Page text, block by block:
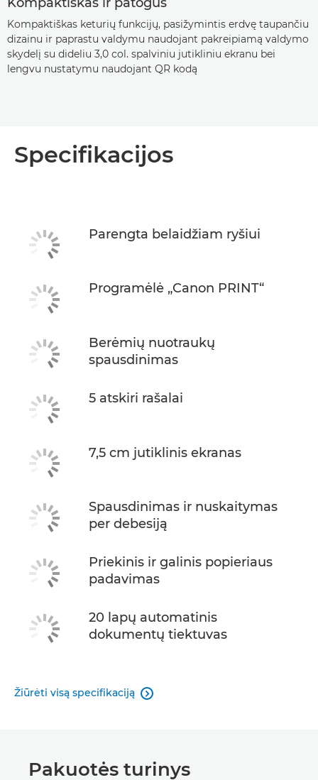
Kompaktiškas keturių funkcijų, pasižymintis erdvę taupančiu
dizainu ir paprastu valdymu naudojant pakreipiamą valdymo
skydelį su dideliu 3,0 col. spalviniu jutikliniu ekranu bei
lengvu nustatymu naudojant QR kodą
Specifikacijos
Parengta belaidžiam ryšiui
Programėlė „Canon PRINT“
Berėmių nuotraukų
spausdinimas
5 atskiri rašalai
7,5 cm jutiklinis ekranas
Spausdinimas ir nuskaitymas
per debesiją
Priekinis ir galinis popieriaus
padavimas
20 lapų automatinis
dokumentų tiektuvas
Žiūrėti visą specifikaciją 
Pakuotės turinys